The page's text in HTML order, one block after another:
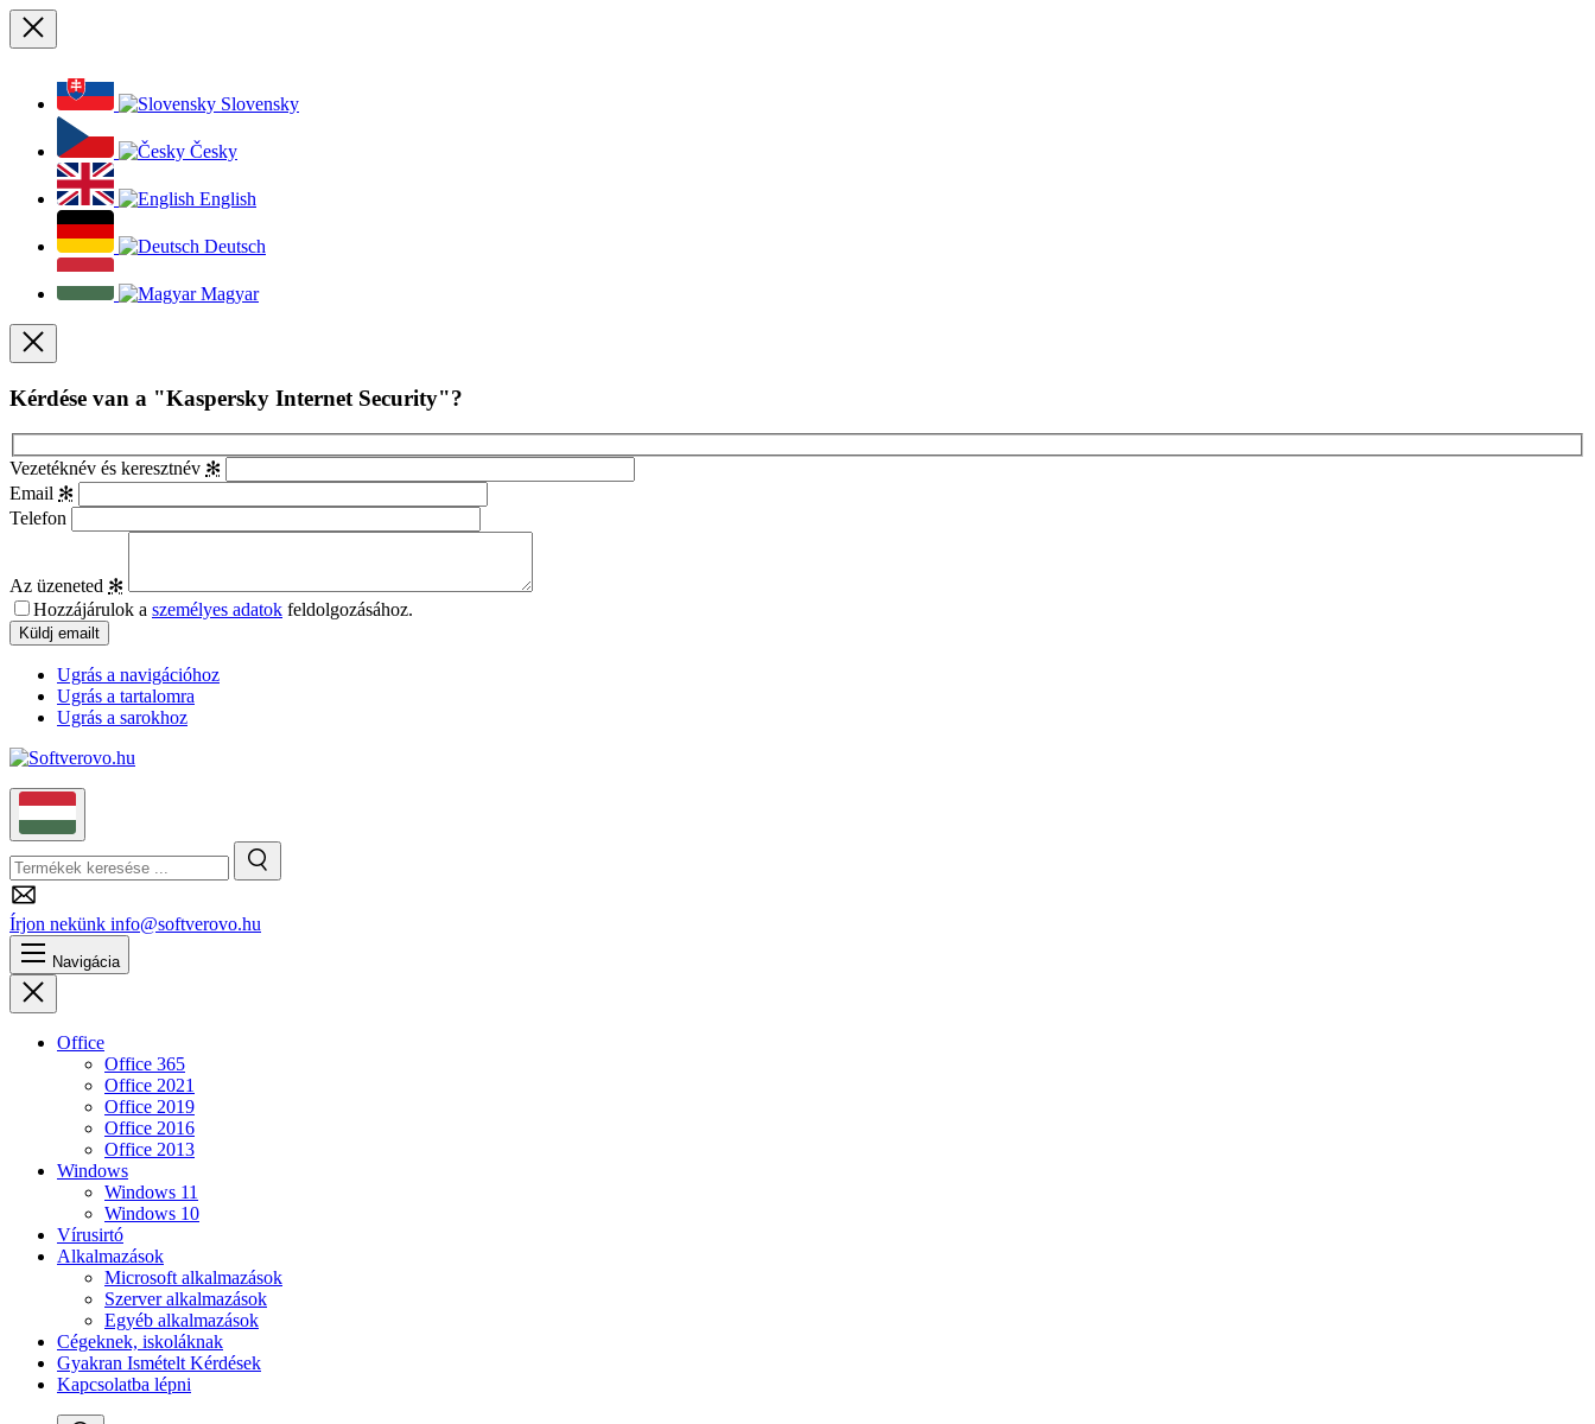
Bezárás
Slovensky
Česky
English
Deutsch
Magyar
Bezárás
Kérdése van a "Kaspersky Internet Security"?
Vezetéknév és keresztnév ✻
Email ✻
Telefon
Az üzeneted ✻
Hozzájárulok a személyes adatok feldolgozásához.
Ugrás a navigációhoz
Ugrás a tartalomra
Ugrás a sarokhoz
Magyar
Keresés
Írjon nekünk info@softverovo.hu
Navigácia
Bezárás
Office
Office 365
Office 2021
Office 2019
Office 2016
Office 2013
Windows
Windows 11
Windows 10
Vírusirtó
Alkalmazások
Microsoft alkalmazások
Szerver alkalmazások
Egyéb alkalmazások
Cégeknek, iskoláknak
Gyakran Ismételt Kérdések
Kapcsolatba lépni